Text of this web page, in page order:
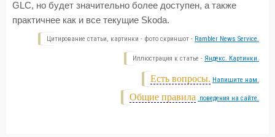
GLC, но будет значительно более доступен, а также
практичнее как и все текущие Skoda.
Цитирование статьи, картинки - фото скриншот - Rambler News Service.
Иллюстрация к статье - Яндекс. Картинки.
Есть вопросы. Напишите нам.
Общие правила поведения на сайте.